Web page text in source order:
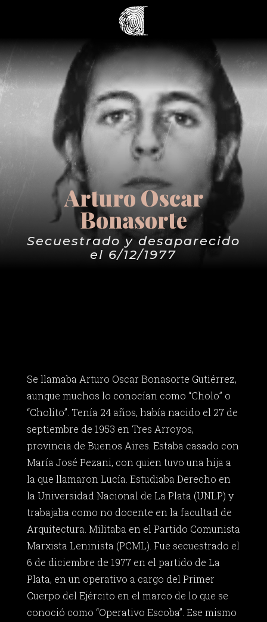
Arturo Oscar
Bonasorte
Secuestrado y desaparecido
el 6/12/1977
Se llamaba Arturo Oscar Bonasorte Gutiérrez,
aunque muchos lo conocían como “Cholo” o
“Cholito”. Tenía 24 años, había nacido el 27 de
septiembre de 1953 en Tres Arroyos,
provincia de Buenos Aires. Estaba casado con
María José Pezani, con quien tuvo una hija a
la que llamaron Lucía. Estudiaba Derecho en
la Universidad Nacional de La Plata (UNLP) y
trabajaba como no docente en la facultad de
Arquitectura. Militaba en el Partido Comunista
Marxista Leninista (PCML). Fue secuestrado el
6 de diciembre de 1977 en el partido de La
Plata, en un operativo a cargo del Primer
Cuerpo del Ejército en el marco de lo que se
conoció como “Operativo Escoba”. Ese mismo